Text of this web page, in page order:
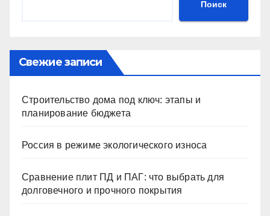
Поиск
Свежие записи
Строительство дома под ключ: этапы и
планирование бюджета
Россия в режиме экологического износа
Сравнение плит ПД и ПАГ: что выбрать для
долговечного и прочного покрытия